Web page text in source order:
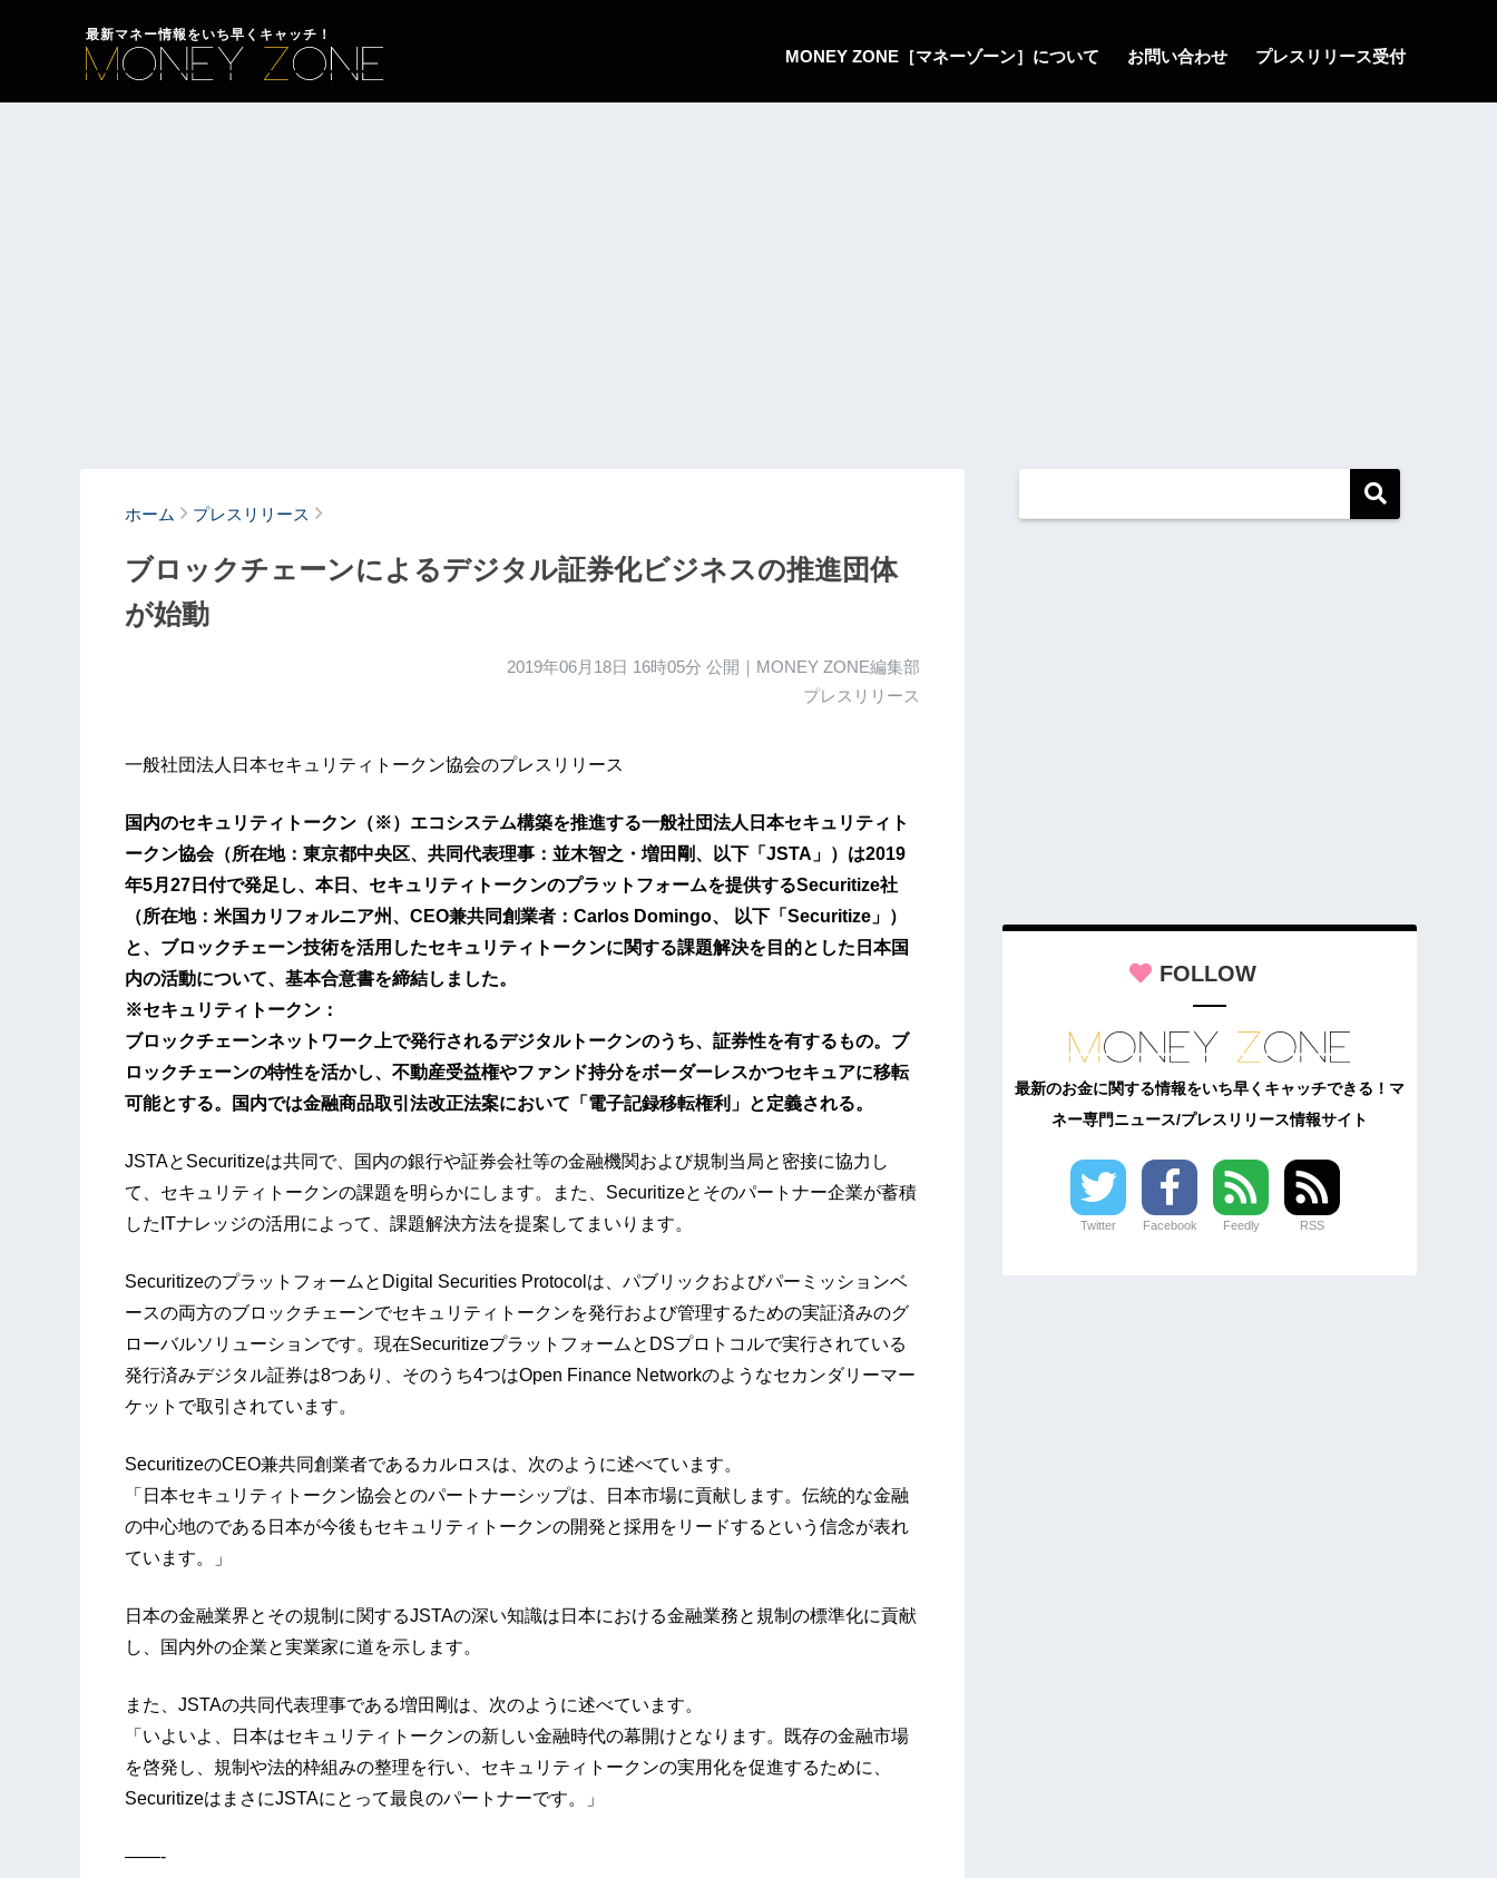
最新マネー情報をいち早くキャッチ！
MONEY ZONE［マネーゾーン］について お問い合わせ プレスリリース受付
ホーム プレスリリース
ブロックチェーンによるデジタル証券化ビジネスの推進団体
が始動
2019年06月18日 16時05分 公開｜MONEY ZONE編集部
プレスリリース
一般社団法人日本セキュリティトークン協会のプレスリリース
国内のセキュリティトークン（※）エコシステム構築を推進する一般社団法人日本セキュリティト
ークン協会（所在地：東京都中央区、共同代表理事：並木智之・増田剛、以下「JSTA」）は2019
年5月27日付で発足し、本日、セキュリティトークンのプラットフォームを提供するSecuritize社
（所在地：米国カリフォルニア州、CEO兼共同創業者：Carlos Domingo、 以下「Securitize」）
と、ブロックチェーン技術を活用したセキュリティトークンに関する課題解決を目的とした日本国
内の活動について、基本合意書を締結しました。
※セキュリティトークン：
ブロックチェーンネットワーク上で発行されるデジタルトークンのうち、証券性を有するもの。ブ
ロックチェーンの特性を活かし、不動産受益権やファンド持分をボーダーレスかつセキュアに移転
可能とする。国内では金融商品取引法改正法案において「電子記録移転権利」と定義される。
JSTAとSecuritizeは共同で、国内の銀行や証券会社等の金融機関および規制当局と密接に協力し
て、セキュリティトークンの課題を明らかにします。また、Securitizeとそのパートナー企業が蓄積
したITナレッジの活用によって、課題解決方法を提案してまいります。
SecuritizeのプラットフォームとDigital Securities Protocolは、パブリックおよびパーミッションベ
ースの両方のブロックチェーンでセキュリティトークンを発行および管理するための実証済みのグ
ローバルソリューションです。現在SecuritizeプラットフォームとDSプロトコルで実行されている
発行済みデジタル証券は8つあり、そのうち4つはOpen Finance Networkのようなセカンダリーマー
ケットで取引されています。
SecuritizeのCEO兼共同創業者であるカルロスは、次のように述べています。
「日本セキュリティトークン協会とのパートナーシップは、日本市場に貢献します。伝統的な金融
の中心地のである日本が今後もセキュリティトークンの開発と採用をリードするという信念が表れ
ています。」
日本の金融業界とその規制に関するJSTAの深い知識は日本における金融業務と規制の標準化に貢献
し、国内外の企業と実業家に道を示します。
また、JSTAの共同代表理事である増田剛は、次のように述べています。
「いよいよ、日本はセキュリティトークンの新しい金融時代の幕開けとなります。既存の金融市場
を啓発し、規制や法的枠組みの整理を行い、セキュリティトークンの実用化を促進するために、
SecuritizeはまさにJSTAにとって最良のパートナーです。」
——-
FOLLOW
最新のお金に関する情報をいち早くキャッチできる！マ
ネー専門ニュース/プレスリリース情報サイト
Twitter Facebook Feedly RSS